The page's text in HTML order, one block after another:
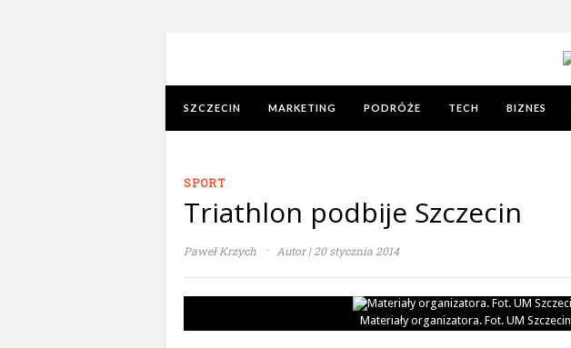
SZCZECIN MARKETING PODRÓŻE TECH BIZNES
SPORT
Triathlon podbije Szczecin
Paweł Krzych · Autor | 20 stycznia 2014
Materiały organizatora. Fot. UM Szczecin